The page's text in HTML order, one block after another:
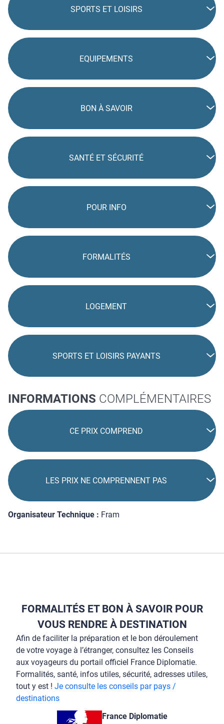
SPORTS ET LOISIRS
EQUIPEMENTS
BON À SAVOIR
SANTÉ ET SÉCURITÉ
POUR INFO
FORMALITÉS
LOGEMENT
SPORTS ET LOISIRS PAYANTS
INFORMATIONS COMPLÉMENTAIRES
CE PRIX COMPREND
LES PRIX NE COMPRENNENT PAS
Organisateur Technique : Fram
FORMALITÉS ET BON À SAVOIR POUR
VOUS RENDRE À DESTINATION
Afin de faciliter la préparation et le bon déroulement
de votre voyage à l’étranger, consultez les Conseils
aux voyageurs du portail officiel France Diplomatie.
Formalités, santé, infos utiles, sécurité, adresses utiles,
tout y est ! Je consulte les conseils par pays /
destinations
France Diplomatie